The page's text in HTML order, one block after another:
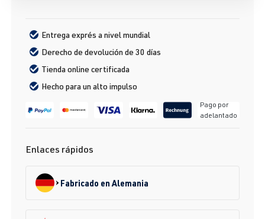
Entrega exprés a nivel mundial
Derecho de devolución de 30 días
Tienda online certificada
Hecho para un alto impulso
Pago por
adelantado
Enlaces rápidos
Fabricado en Alemania